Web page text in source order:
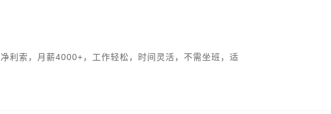
利索，月薪4000+，工作轻松，时间灵活，不需坐班，适